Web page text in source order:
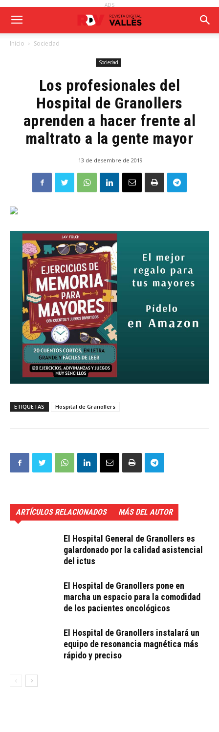
ADS
Inicio Sociedad
Sociedad
Los profesionales del
Hospital de Granollers
aprenden a hacer frente al
maltrato a la gente mayor
13 de desembre de 2019
ETIQUETAS Hospital de Granollers
ARTÍCULOS RELACIONADOS MÁS DEL AUTOR
El Hospital General de Granollers es
galardonado por la calidad asistencial
del ictus
El Hospital de Granollers pone en
marcha un espacio para la comodidad
de los pacientes oncológicos
El Hospital de Granollers instalará un
equipo de resonancia magnética más
rápido y preciso